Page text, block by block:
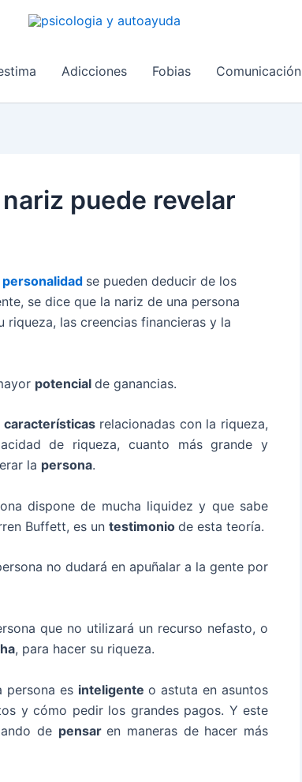
Adicciones Fobias Comunicación
puede revelar
personalidad se pueden deducir de los
se dice que la nariz de una persona
riqueza, las creencias financieras y la
potencial de ganancias.
características relacionadas con la riqueza,
de riqueza, cuanto más grande y
la persona.
dispone de mucha liquidez y que sabe
Buffett, es un testimonio de esta teoría.
no dudará en apuñalar a la gente por
que no utilizará un recurso nefasto, o
, para hacer su riqueza.
persona es inteligente o astuta en asuntos
y cómo pedir los grandes pagos. Y este
de pensaren maneras de hacer más